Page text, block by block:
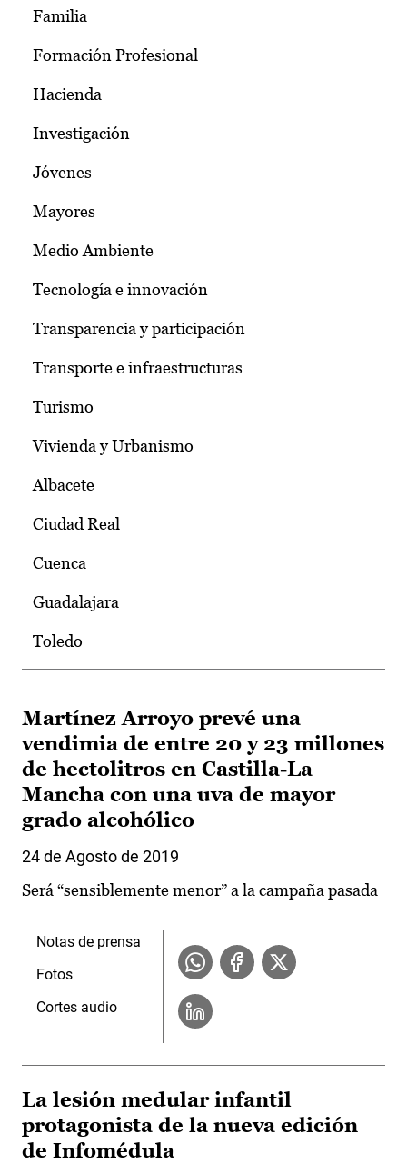
Familia
Formación Profesional
Hacienda
Investigación
Jóvenes
Mayores
Medio Ambiente
Tecnología e innovación
Transparencia y participación
Transporte e infraestructuras
Turismo
Vivienda y Urbanismo
Albacete
Ciudad Real
Cuenca
Guadalajara
Toledo
Martínez Arroyo prevé una
vendimia de entre 20 y 23 millones
de hectolitros en Castilla-La
Mancha con una uva de mayor
grado alcohólico
24 de Agosto de 2019
Será “sensiblemente menor” a la campaña pasada
Notas de prensa
Fotos
Cortes audio
La lesión medular infantil
protagonista de la nueva edición
de Infomédula